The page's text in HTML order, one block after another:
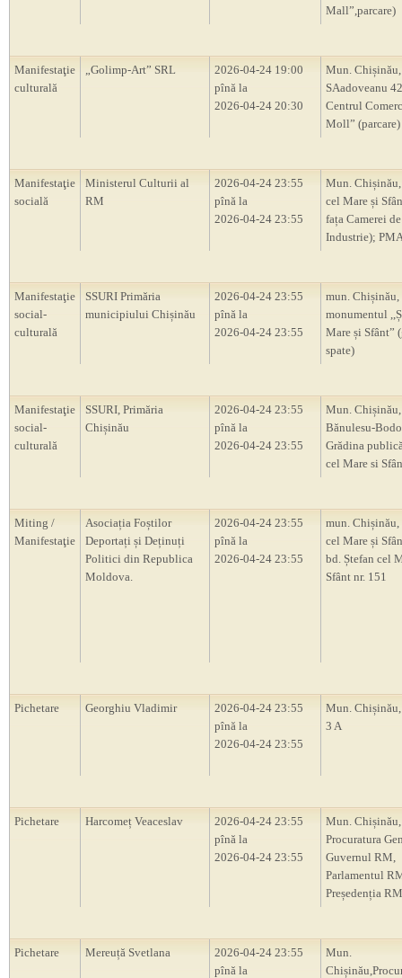
Mall”,parcare)
Manifestaţie
culturală
„Golimp-Art” SRL
2026-04-24 19:00
pînă la
2026-04-24 20:30
Mun.
SAadoveanu
Centrul
Moll” (parcare)
Manifestaţie
socială
Ministerul Culturii al
RM
2026-04-24 23:55
pînă la
2026-04-24 23:55
Mun.
cel Mare și
fața Camerei
Industrie);
Manifestaţie
social-
culturală
SSURI Primăria
municipiului Chișinău
2026-04-24 23:55
pînă la
2026-04-24 23:55
mun. Chișinău,
monumentul
Mare și Sfânt”
spate)
Manifestaţie
social-
culturală
SSURI, Primăria
Chișinău
2026-04-24 23:55
pînă la
2026-04-24 23:55
Mun. Chișinău,
Bănulesu-
Grădina
cel Mare si
Miting /
Manifestaţie
Asociația Foștilor
Deportați și Deținuți
Politici din Republica
Moldova.
2026-04-24 23:55
pînă la
2026-04-24 23:55
mun. Chișinău,
cel Mare și
bd. Ștefan cel
Sfânt nr. 151
Pichetare Georghiu Vladimir
2026-04-24 23:55
pînă la
2026-04-24 23:55
Mun.
3 A
Pichetare Harcomeț Veaceslav
2026-04-24 23:55
pînă la
2026-04-24 23:55
Mun.
Procuratura
Guvernul RM,
Parlamentul
Președenția RM
Pichetare Mereuță Svetlana
2026-04-24 23:55
pînă la
Mun.